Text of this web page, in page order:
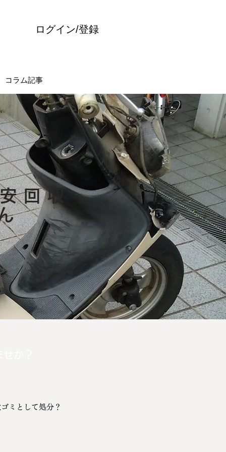
ログイン/登録
コラム記事
回収
ミとして処分？